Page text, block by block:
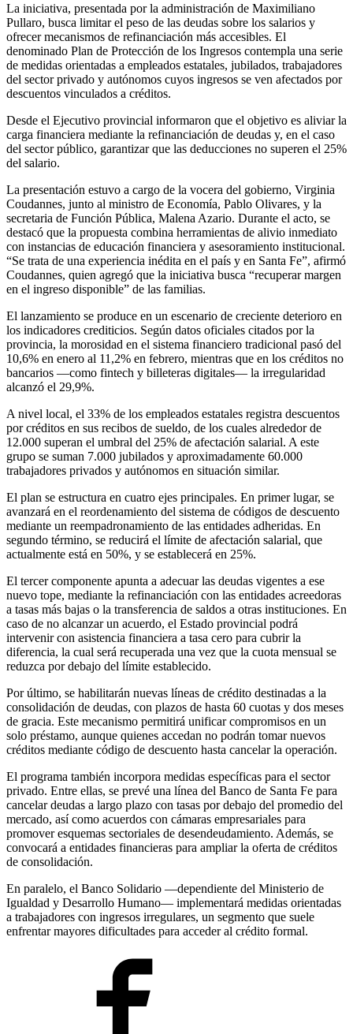
La iniciativa, presentada por la administración de Maximiliano
Pullaro, busca limitar el peso de las deudas sobre los salarios y
ofrecer mecanismos de refinanciación más accesibles. El
denominado Plan de Protección de los Ingresos contempla una serie
de medidas orientadas a empleados estatales, jubilados, trabajadores
del sector privado y autónomos cuyos ingresos se ven afectados por
descuentos vinculados a créditos.
Desde el Ejecutivo provincial informaron que el objetivo es aliviar la
carga financiera mediante la refinanciación de deudas y, en el caso
del sector público, garantizar que las deducciones no superen el 25%
del salario.
La presentación estuvo a cargo de la vocera del gobierno, Virginia
Coudannes, junto al ministro de Economía, Pablo Olivares, y la
secretaria de Función Pública, Malena Azario. Durante el acto, se
destacó que la propuesta combina herramientas de alivio inmediato
con instancias de educación financiera y asesoramiento institucional.
“Se trata de una experiencia inédita en el país y en Santa Fe”, afirmó
Coudannes, quien agregó que la iniciativa busca “recuperar margen
en el ingreso disponible” de las familias.
El lanzamiento se produce en un escenario de creciente deterioro en
los indicadores crediticios. Según datos oficiales citados por la
provincia, la morosidad en el sistema financiero tradicional pasó del
10,6% en enero al 11,2% en febrero, mientras que en los créditos no
bancarios —como fintech y billeteras digitales— la irregularidad
alcanzó el 29,9%.
A nivel local, el 33% de los empleados estatales registra descuentos
por créditos en sus recibos de sueldo, de los cuales alrededor de
12.000 superan el umbral del 25% de afectación salarial. A este
grupo se suman 7.000 jubilados y aproximadamente 60.000
trabajadores privados y autónomos en situación similar.
El plan se estructura en cuatro ejes principales. En primer lugar, se
avanzará en el reordenamiento del sistema de códigos de descuento
mediante un reempadronamiento de las entidades adheridas. En
segundo término, se reducirá el límite de afectación salarial, que
actualmente está en 50%, y se establecerá en 25%.
El tercer componente apunta a adecuar las deudas vigentes a ese
nuevo tope, mediante la refinanciación con las entidades acreedoras
a tasas más bajas o la transferencia de saldos a otras instituciones. En
caso de no alcanzar un acuerdo, el Estado provincial podrá
intervenir con asistencia financiera a tasa cero para cubrir la
diferencia, la cual será recuperada una vez que la cuota mensual se
reduzca por debajo del límite establecido.
Por último, se habilitarán nuevas líneas de crédito destinadas a la
consolidación de deudas, con plazos de hasta 60 cuotas y dos meses
de gracia. Este mecanismo permitirá unificar compromisos en un
solo préstamo, aunque quienes accedan no podrán tomar nuevos
créditos mediante código de descuento hasta cancelar la operación.
El programa también incorpora medidas específicas para el sector
privado. Entre ellas, se prevé una línea del Banco de Santa Fe para
cancelar deudas a largo plazo con tasas por debajo del promedio del
mercado, así como acuerdos con cámaras empresariales para
promover esquemas sectoriales de desendeudamiento. Además, se
convocará a entidades financieras para ampliar la oferta de créditos
de consolidación.
En paralelo, el Banco Solidario —dependiente del Ministerio de
Igualdad y Desarrollo Humano— implementará medidas orientadas
a trabajadores con ingresos irregulares, un segmento que suele
enfrentar mayores dificultades para acceder al crédito formal.